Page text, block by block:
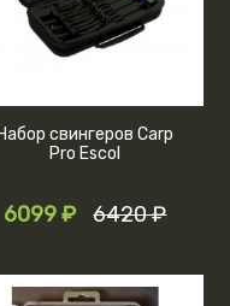
Набор свингеров Carp
Pro Escol
6099 ₽ 6420 ₽